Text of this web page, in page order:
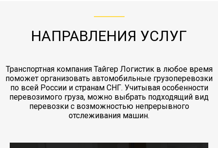
заканчивая выгрузкой в пункте получателя.
НАПРАВЛЕНИЯ УСЛУГ
Транспортная компания Тайгер Логистик в любое время
поможет организовать автомобильные грузоперевозки
по всей России и странам СНГ. Учитывая особенности
перевозимого груза, можно выбрать подходящий вид
перевозки с возможностью непрерывного
отслеживания машин.